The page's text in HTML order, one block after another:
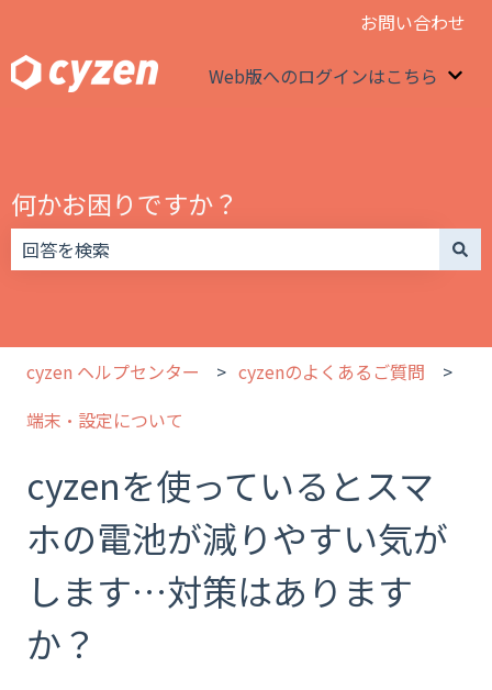
お問い合わせ
Web版へのログインはこちら
何かお困りですか？
cyzen ヘルプセンター
cyzenのよくあるご質問
端末・設定について
cyzenを使っているとスマ
ホの電池が減りやすい気が
します…対策はあります
か？